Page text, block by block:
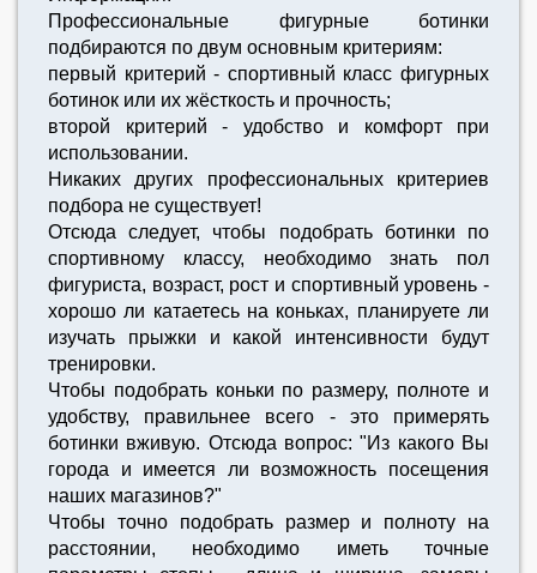
Профессиональные фигурные ботинки
подбираются по двум основным критериям:
первый критерий - спортивный класс фигурных
ботинок или их жёсткость и прочность;
второй критерий - удобство и комфорт при
использовании.
Никаких других профессиональных критериев
подбора не существует!
Отсюда следует, чтобы подобрать ботинки по
спортивному классу, необходимо знать пол
фигуриста, возраст, рост и спортивный уровень -
хорошо ли катаетесь на коньках, планируете ли
изучать прыжки и какой интенсивности будут
тренировки.
Чтобы подобрать коньки по размеру, полноте и
удобству, правильнее всего - это примерять
ботинки вживую. Отсюда вопрос: "Из какого Вы
города и имеется ли возможность посещения
наших магазинов?"
Чтобы точно подобрать размер и полноту на
расстоянии, необходимо иметь точные